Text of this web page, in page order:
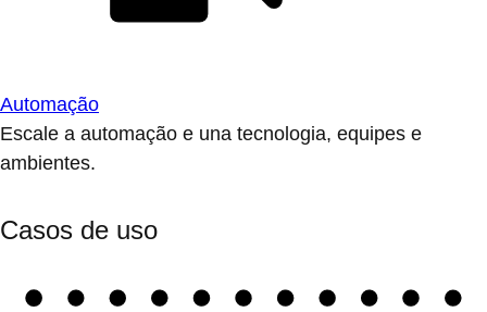
Automação
Escale a automação e una tecnologia, equipes e
ambientes.
Casos de uso